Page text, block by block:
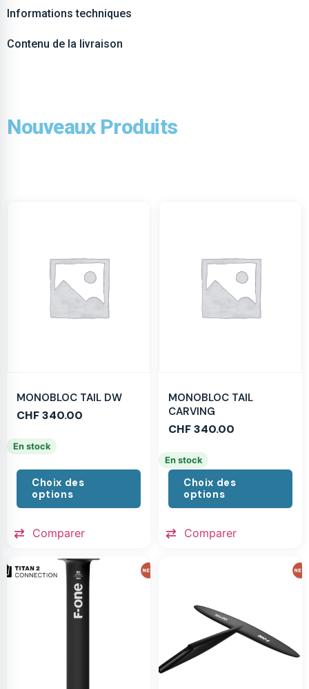
Informations techniques
Contenu de la livraison
Nouveaux Produits
MONOBLOC TAIL DW
CHF340.00
En stock
Choix des
options
Comparer
MONOBLOC TAIL
CARVING
CHF340.00
En stock
Choix des
options
Comparer